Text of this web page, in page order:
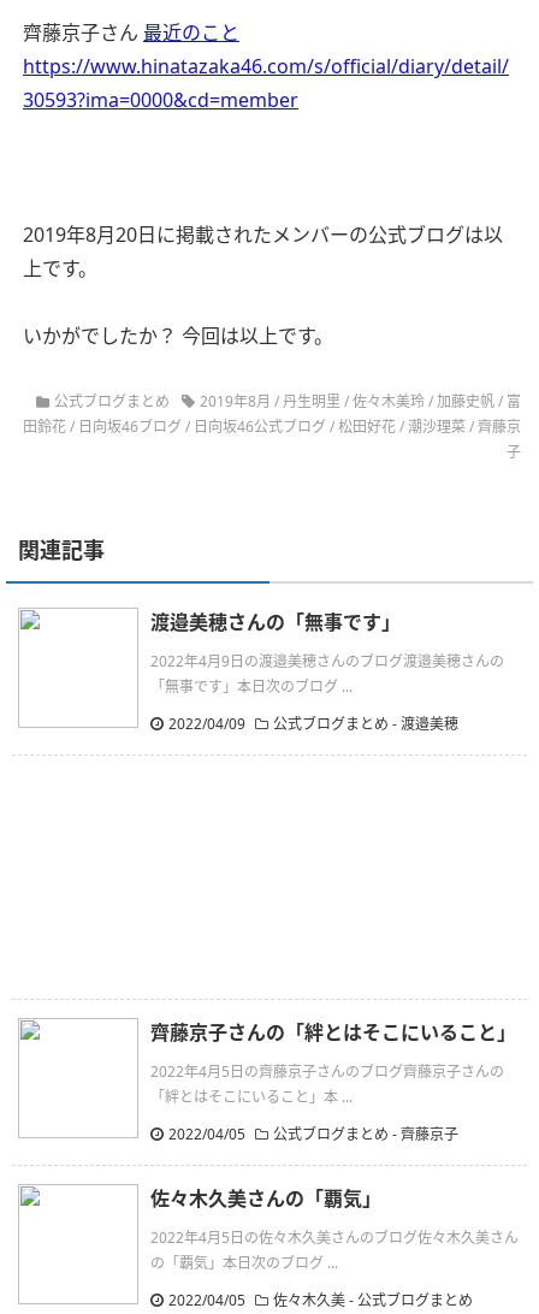
齊藤京子さん 最近のこと
https://www.hinatazaka46.com/s/official/diary/detail/
30593?ima=0000&cd=member
2019年8月20日に掲載されたメンバーの公式ブログは以
上です。
いかがでしたか？ 今回は以上です。
公式ブログまとめ 2019年8月 /丹生明里 /佐々木美玲/加藤史帆/ 富
田鈴花/ 日向坂46ブログ/ 日向坂46公式ブログ/松田好花/潮沙理菜/齊藤京
子
関連記事
渡邉美穂さんの「無事です」
2022年4月9日の渡邉美穂さんのブログ渡邉美穂さんの
「無事です」本日次のブログ ...
2022/04/09
公式ブログまとめ -渡邉美穂
齊藤京子さんの「絆とはそこにいること」
2022年4月5日の齊藤京子さんのブログ齊藤京子さんの
「絆とはそこにいること」本 ...
2022/04/05
公式ブログまとめ -齊藤京子
佐々木久美さんの「覇気」
2022年4月5日の佐々木久美さんのブログ佐々木久美さん
の「覇気」本日次のブログ ...
2022/04/05
佐々木久美-公式ブログまとめ